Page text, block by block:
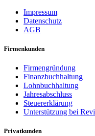
Impressum
Datenschutz
AGB
Firmenkunden
Firmengründung
Finanzbuchhaltung
Lohnbuchhaltung
Jahresabschluss
Steuererklärung
Unterstützung bei
Privatkunden